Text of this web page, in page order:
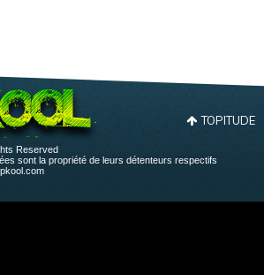
TOPITUDE
Reserved
sont la propriété de leurs détenteurs respectifs